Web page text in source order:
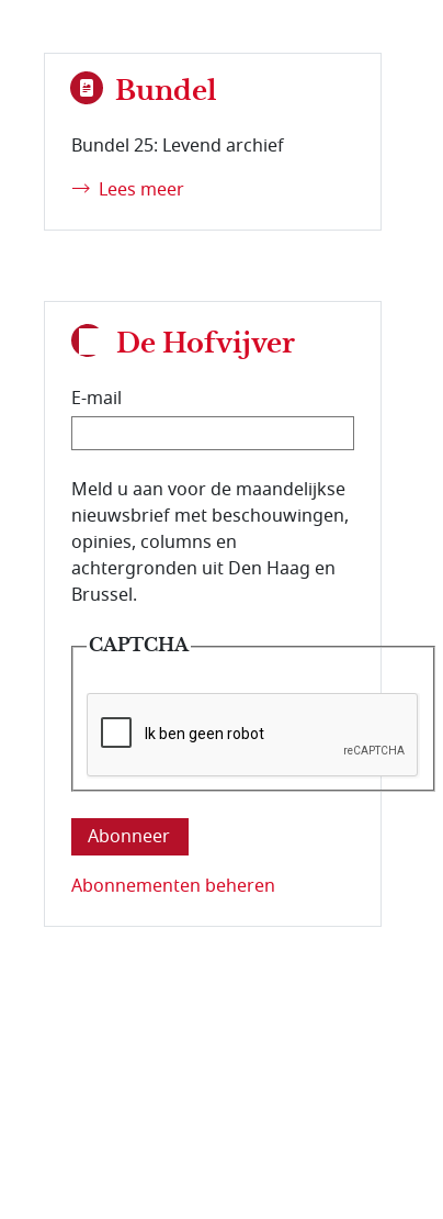
Bundel
Bundel 25: Levend archief
Lees meer
De Hofvijver
E-mail
E-mailadres van de abonnee.
Meld u aan voor de maandelijkse
nieuwsbrief met beschouwingen,
opinies, columns en
achtergronden uit Den Haag en
Brussel.
CAPTCHA
Deze vraag is om te controleren dat u
Abonnementen beheren